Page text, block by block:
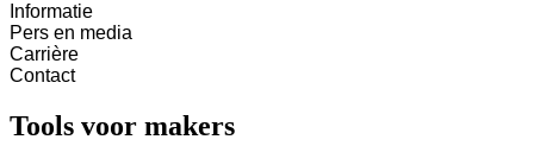
Informatie
Pers en media
Carrière
Contact
Tools voor makers